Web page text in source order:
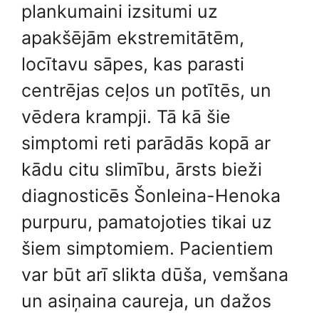
plankumaini izsitumi uz
apakšējām ekstremitātēm,
locītavu sāpes, kas parasti
centrējas ceļos un potītēs, un
vēdera krampji. Tā kā šie
simptomi reti parādās kopā ar
kādu citu slimību, ārsts bieži
diagnosticēs Šonleina-Henoka
purpuru, pamatojoties tikai uz
šiem simptomiem. Pacientiem
var būt arī slikta dūša, vemšana
un asiņaina caureja, un dažos